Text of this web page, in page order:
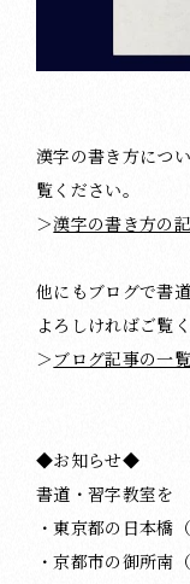
漢字の書き方につ
覧ください。
＞漢字の書き方の
他にもブログで書
よろしければご覧く
＞ ブログ記事の一
◆お知らせ◆
書道・習字教室を
・東京都の日本橋
・京都市の御所南